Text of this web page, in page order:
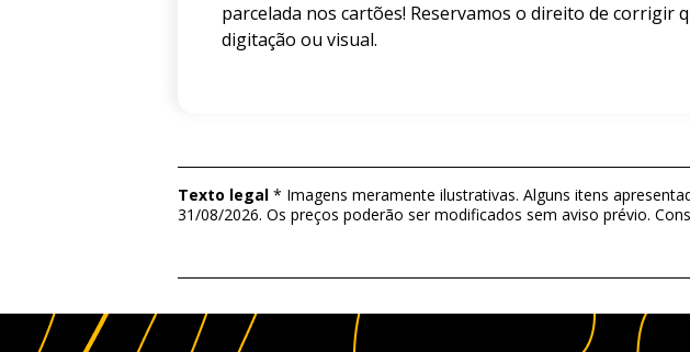
parcelada nos cartões! Reservamos o direito de corrigir
digitação ou visual.
Texto legal * Imagens meramente ilustrativas. Alguns itens
31/08/2026. Os preços poderão ser modificados sem aviso prévio.